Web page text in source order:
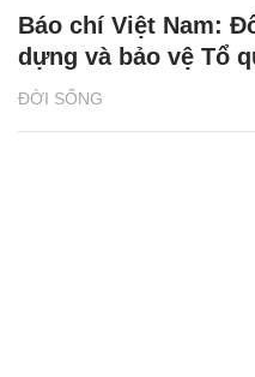
ĐỜI SỐNG
Báo chí Việt Nam:
dựng và bảo vệ Tổ